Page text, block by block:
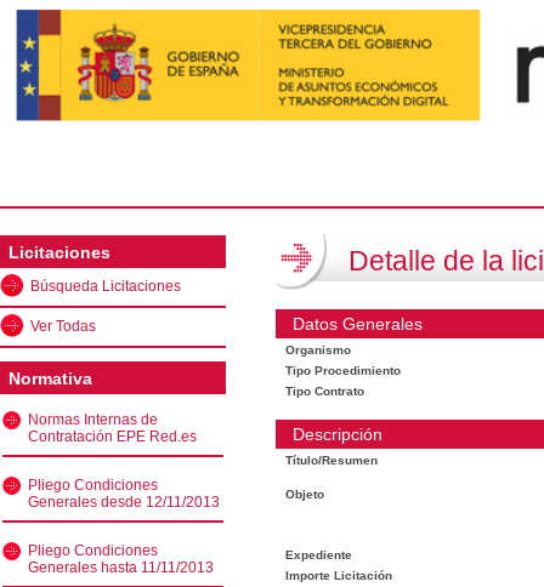
Licitaciones
Búsqueda Licitaciones
Ver Todas
Normativa
Normas Internas de
Contratación EPE Red.es
Pliego Condiciones
Generales desde 12/11/2013
Pliego Condiciones
Generales hasta 11/11/2013
Detalle de la
Datos Generales
Organismo
Tipo Procedimiento
Tipo Contrato
Descripción
Título/Resumen
Objeto
Expediente
Importe Licitación